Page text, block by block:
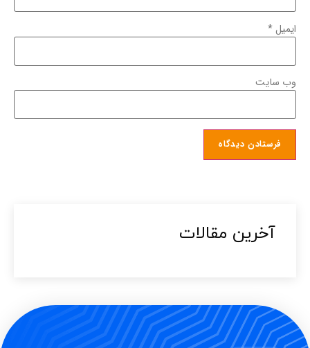
ایمیل*
وب‌ سایت
آخرین مقالات​